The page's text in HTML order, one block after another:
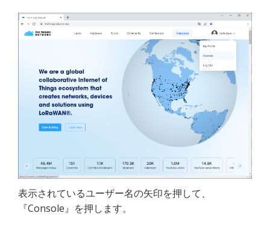
表示されているユーザー名の矢印を押して、
『Console』を押します。